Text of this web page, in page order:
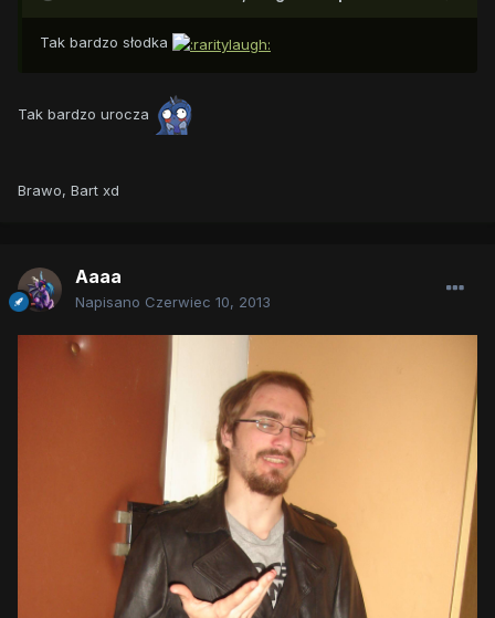
Tak bardzo słodka
Tak bardzo urocza
Brawo, Bart xd
Aaaa
Napisano Czerwiec 10, 2013